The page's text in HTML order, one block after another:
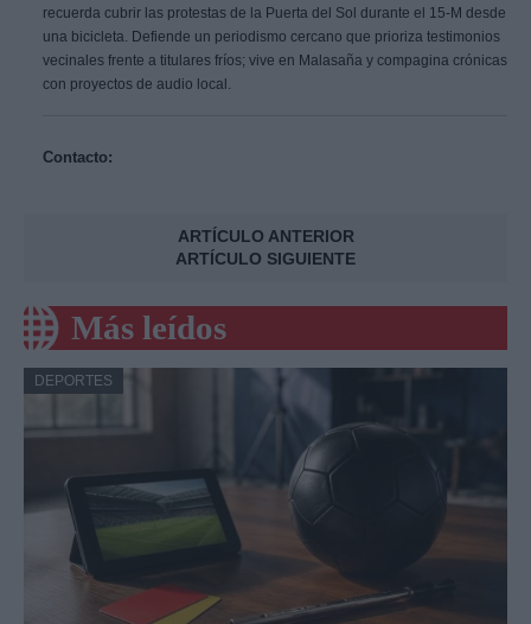
recuerda cubrir las protestas de la Puerta del Sol durante el 15-M desde
una bicicleta. Defiende un periodismo cercano que prioriza testimonios
vecinales frente a titulares fríos; vive en Malasaña y compagina crónicas
con proyectos de audio local.
Contacto:
ARTÍCULO ANTERIOR
ARTÍCULO SIGUIENTE
Más leídos
DEPORTES